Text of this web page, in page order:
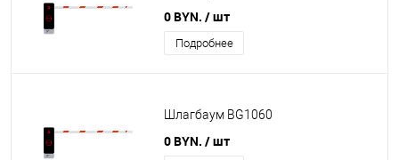
0 BYN. / шт
Подробнее
Шлагбаум BG1060
0 BYN. / шт